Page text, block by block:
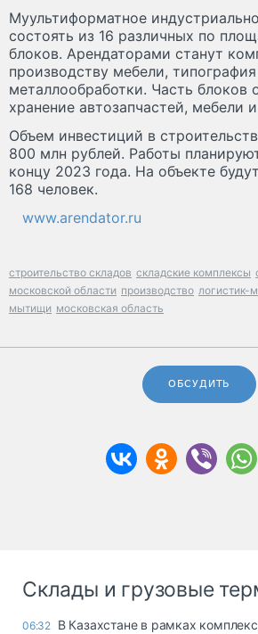
Муультиформатное
состоять из 16 различных по
блоков. Арендаторами станут
производству мебели,
металлообработки. Часть блоков
хранение автозапчастей, мебели
Объем инвестиций в
800 млн рублей. Работы
концу 2023 года. На объекте
168 человек.
www.arendator.ru
строительство складов складские комплексы
московской области производство логистик-м
мытищи московская область
ОБСУДИТЬ
Склады и грузовые
06:32 В Казахстане в рамках